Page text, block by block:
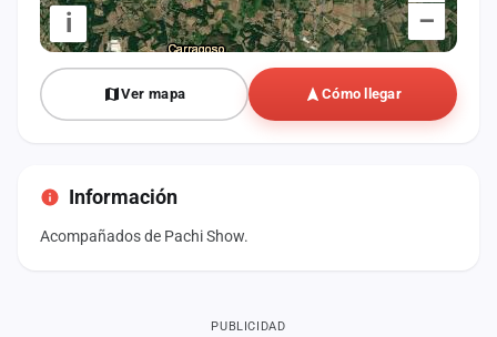
–
i
Ver mapa Cómo llegar
Información
Acompañados de Pachi Show.
PUBLICIDAD